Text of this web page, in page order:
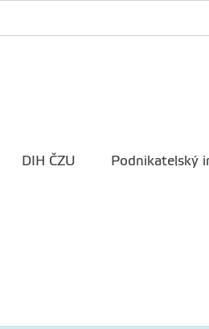
DIH ČZU Podnikatelský